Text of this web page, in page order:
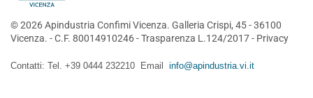
©2026Apindustria Confimi Vicenza. Galleria Crispi, 45 - 36100
Vicenza. - C.F. 80014910246 -Trasparenza L.124/2017- Privacy
Contatti: Tel. +39 0444 232210 Email info@apindustria.vi.it